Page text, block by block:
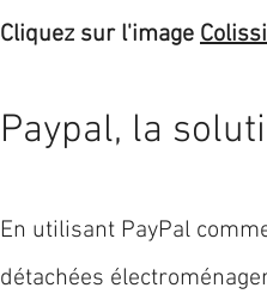
Cliquez sur l'image
Paypal, la
En utilisant PayPal
détachées